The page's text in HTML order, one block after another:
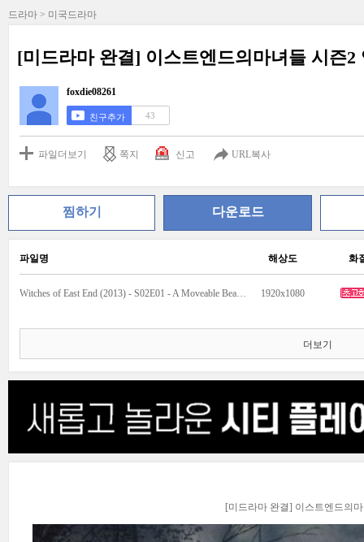
드라마 > 미국드라마
[미드라마 완결] 이스트엔드의마녀들 시즌2
foxdie08261
친구추가 43
파일더보기 쪽지 신고 URL복사
찜하기 다운로드
파일명 해상도 화
Witches of East End (2013) - S02E01 - A Moveable Beast (1080p x265 EDGE2020).mkv 1920x1080
더보기
[미드라마 완결] 이스트엔드의